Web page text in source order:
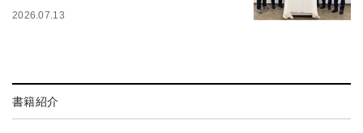
2026.07.13
書籍紹介